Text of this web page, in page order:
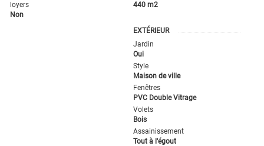
loyers
Non
440 m2
EXTÉRIEUR
Jardin
Oui
Style
Maison de ville
Fenêtres
PVC Double Vitrage
Volets
Bois
Assainissement
Tout à l'égout